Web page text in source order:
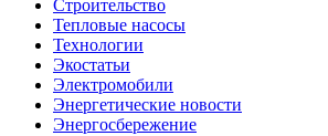
Строительство
Тепловые насосы
Технологии
Экостатьи
Электромобили
Энергетические новости
Энергосбережение